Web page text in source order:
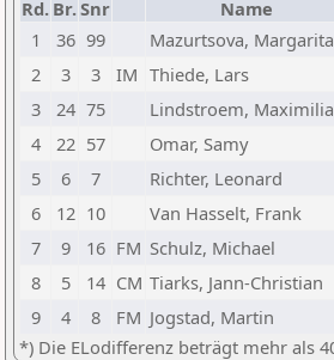
Rd. Br.Snr Name
1
36 99 Mazurtsova, Margarita
2
3 3 IM Thiede, Lars
3
24 75 Lindstroem,
4
22 57 Omar, Samy
5
6 7 Richter, Leonard
6
12 10 Van Hasselt, Frank
7
9 16 FM Schulz, Michael
8
5 14 CM Tiarks, Jann-Christian
9
4 8 FM Jogstad, Martin
*) Die ELodifferenz beträgt mehr als